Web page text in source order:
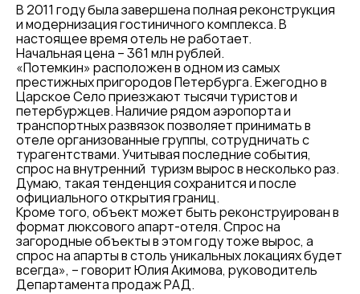
В 2011 году была завершена полная реконструкция
и модернизация гостиничного комплекса. В
настоящее время отель не работает.
Начальная цена – 361 млн рублей.
«Потемкин» расположен в одном из самых
престижных пригородов Петербурга. Ежегодно в
Царское Село приезжают тысячи туристов и
петербуржцев. Наличие рядом аэропорта и
транспортных развязок позволяет принимать в
отеле организованные группы, сотрудничать с
турагентствами. Учитывая последние события,
спрос на внутренний туризм вырос в несколько раз.
Думаю, такая тенденция сохранится и после
официального открытия границ.
Кроме того, объект может быть реконструирован в
формат люксового апарт-отеля. Спрос на
загородные объекты в этом году тоже вырос, а
спрос на апарты в столь уникальных локациях будет
всегда», – говорит Юлия Акимова, руководитель
Департамента продаж РАД.